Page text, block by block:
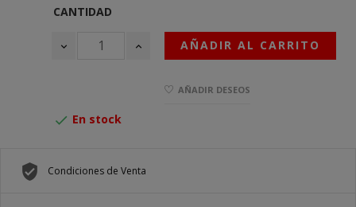
CANTIDAD
AÑADIR AL CARRITO
AÑADIR DESEOS
 En stock
Condiciones de Venta